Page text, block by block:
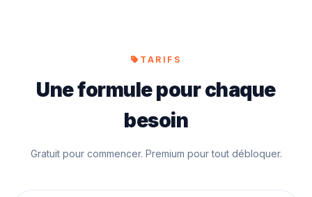
TARIFS
Une formule pour chaque
besoin
Gratuit pour commencer. Premium pour tout débloquer.